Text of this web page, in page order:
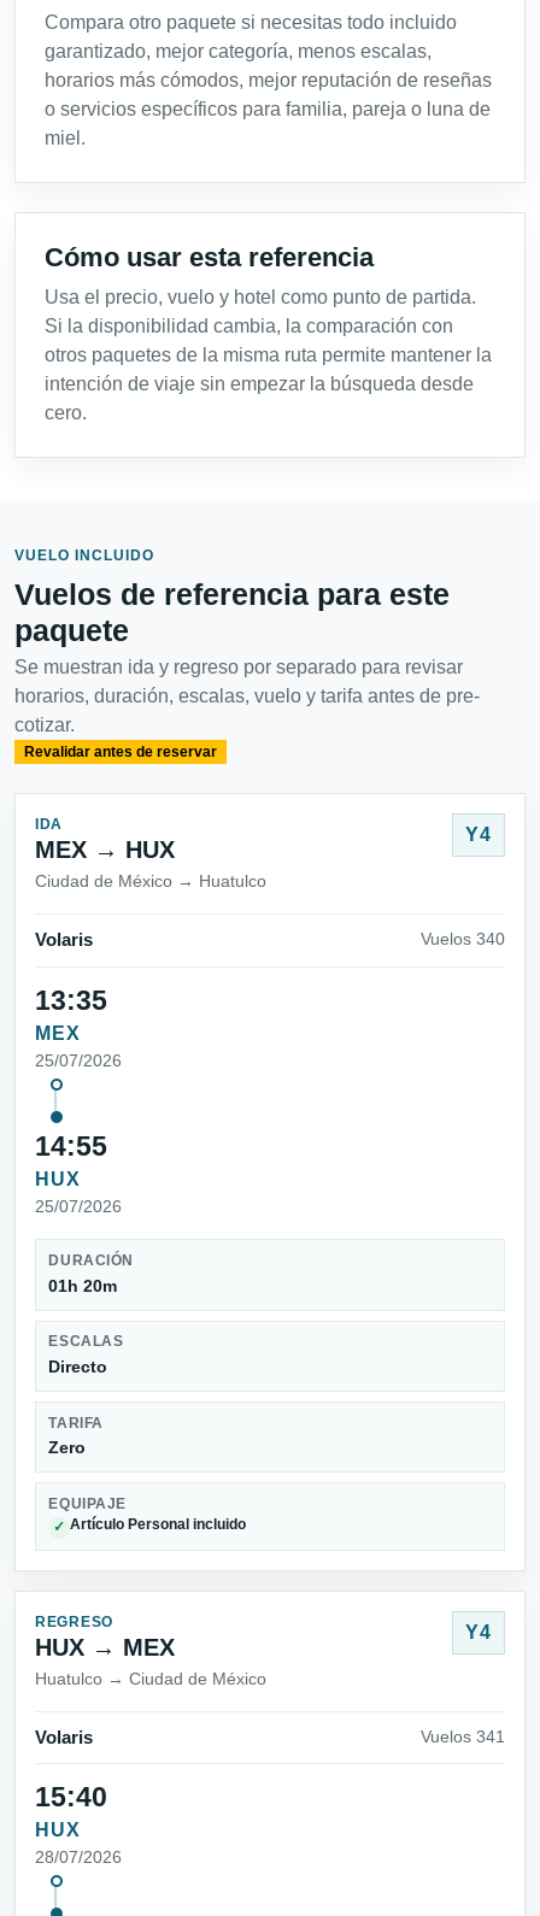
Compara otro paquete si necesitas todo incluido
garantizado, mejor categoría, menos escalas,
horarios más cómodos, mejor reputación de reseñas
o servicios específicos para familia, pareja o luna de
miel.
Cómo usar esta referencia
Usa el precio, vuelo y hotel como punto de partida.
Si la disponibilidad cambia, la comparación con
otros paquetes de la misma ruta permite mantener la
intención de viaje sin empezar la búsqueda desde
cero.
VUELO INCLUIDO
Vuelos de referencia para este
paquete
Se muestran ida y regreso por separado para revisar
horarios, duración, escalas, vuelo y tarifa antes de pre-
cotizar.
Revalidar antes de reservar
IDA
MEX → HUX
Ciudad de México → Huatulco
Y4
Volaris Vuelos 340
13:35
MEX
25/07/2026
14:55
HUX
25/07/2026
DURACIÓN
01h 20m
ESCALAS
Directo
TARIFA
Zero
EQUIPAJE
✓ Artículo Personal incluido
REGRESO
HUX → MEX
Huatulco → Ciudad de México
Y4
Volaris Vuelos 341
15:40
HUX
28/07/2026